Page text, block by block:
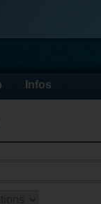
Infos